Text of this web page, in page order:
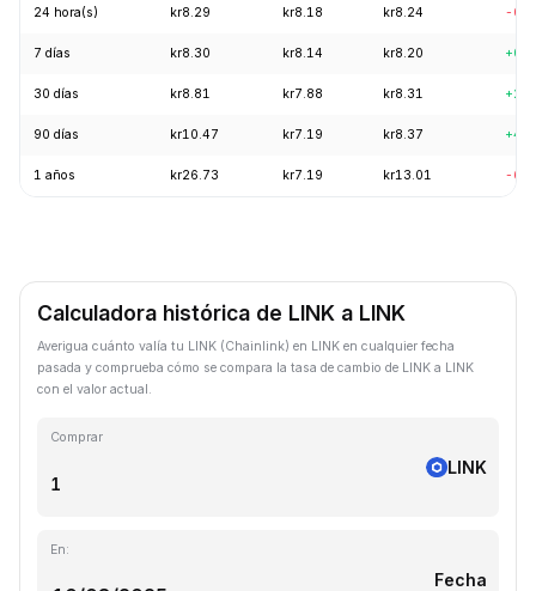
24 hora(s) kr8.29 kr8.18 kr8.24 -
7 días kr8.30 kr8.14 kr8.20
30 días kr8.81 kr7.88 kr8.31
90 días kr10.47 kr7.19 kr8.37
1 años kr26.73 kr7.19 kr13.01 -
Calculadora histórica de LINK a LINK
Averigua cuánto valía tu LINK (Chainlink) en LINK en cualquier fecha
pasada y comprueba cómo se compara la tasa de cambio de LINK a LINK
con el valor actual.
Comprar
LINK
En:
Fecha